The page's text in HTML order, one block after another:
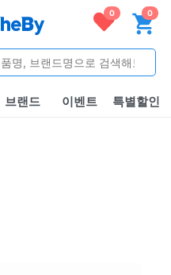
0 0
브랜드 이벤트 특별할인